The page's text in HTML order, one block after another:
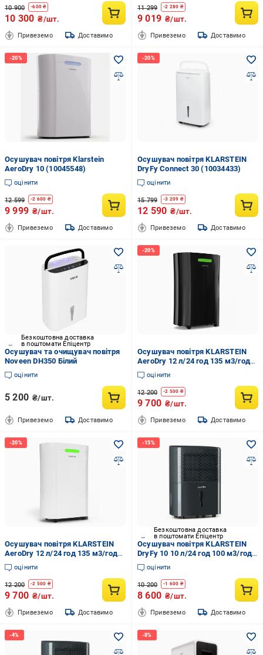
10 900 -600 ₴
10 300 ₴/шт.
Привеземо Доставимо
11 299 -2 280 ₴
9 019 ₴/шт.
Привеземо Доставимо
Осушувач повітря Klarstein
AeroDry 10 (10045548)
оцінити
12 599 -2 600 ₴
9 999 ₴/шт.
Привеземо Доставимо
Осушувач повітря KLARSTEIN
DryFy Connect 30 (10034433)
оцінити
15 799 -3 209 ₴
12 590 ₴/шт.
Привеземо Доставимо
Безкоштовна доставка
в поштомати Епіцентр
Осушувач та очищувач повітря
Noveen DH350 Білий
оцінити
5 200 ₴/шт.
Привеземо Доставимо
Осушувач повітря KLARSTEIN
AeroDry 12 л/24 год 135 м3/год
(10046326)
оцінити
12 200 -2 500 ₴
9 700 ₴/шт.
Привеземо Доставимо
Осушувач повітря KLARSTEIN
AeroDry 12 л/24 год 135 м3/год
(10046325)
оцінити
12 200 -2 500 ₴
9 700 ₴/шт.
Привеземо Доставимо
Безкоштовна доставка
в поштомати Епіцентр
Осушувач повітря KLARSTEIN
DryFy 10 10 л/24 год 100 м3/год
(10032662)
оцінити
10 200 -1 600 ₴
8 600 ₴/шт.
Привеземо Доставимо